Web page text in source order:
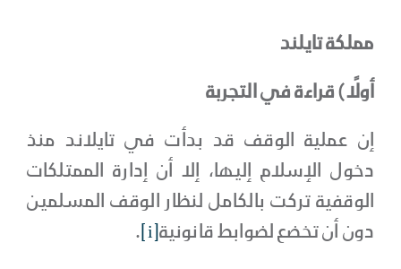
مملكة تايلند
أولًا) قراءة في التجربة
إن عملية الوقف قد بدأت في تايلاند منذ
دخول الإسلام إليها، إلا أن إدارة الممتلكات
الوقفية تركت بالكامل لنظار الوقف المسلمين
دون أن تخضع لضوابط قانونية
.